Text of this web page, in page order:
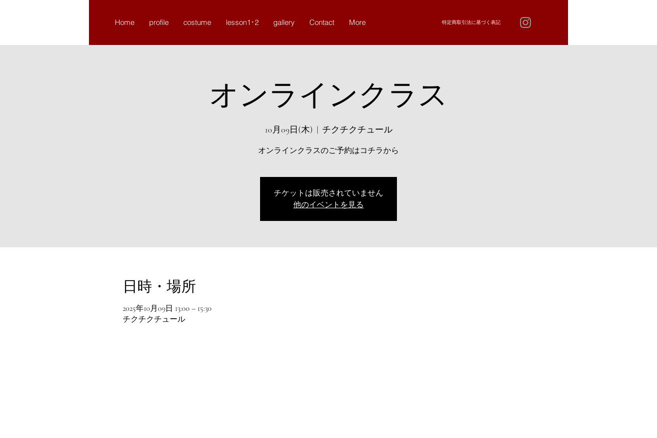
Home profile costume lesson1･2 gallery Contact More 特定商取引法に基づく表記
オンラインクラス
10月09日(木)
  |
チクチクチュール
オンラインクラスのご予約はコチラから
チケットは販売されていません
他のイベントを見る
日時・場所
2025年10月09日 13:00 – 15:30
チクチクチュール